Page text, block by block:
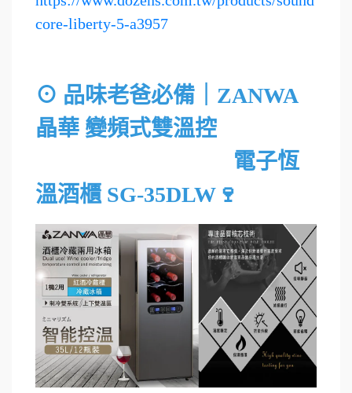
core-liberty-5-a3957
⊙ 品味老爸必備｜ZANWA
晶華 變頻式雙溫控
電子恆
溫酒櫃 SG-35DLW🍷